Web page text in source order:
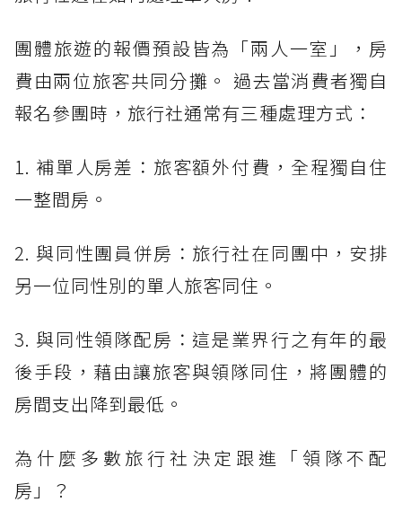
團體旅遊的報價預設皆為「兩人一室」，房
費由兩位旅客共同分攤。 過去當消費者獨自
報名參團時，旅行社通常有三種處理方式：
1. 補單人房差：旅客額外付費，全程獨自住
一整間房。
2. 與同性團員併房：旅行社在同團中，安排
另一位同性別的單人旅客同住。
3. 與同性領隊配房：這是業界行之有年的最
後手段，藉由讓旅客與領隊同住，將團體的
房間支出降到最低。
為什麼多數旅行社決定跟進「領隊不配
房」？